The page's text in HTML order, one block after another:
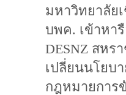
มหาวิทยาลัย
บพค. เข้าหา
DESNZ สหร
เปลี่ยนนโยบ
กฎหมายการ